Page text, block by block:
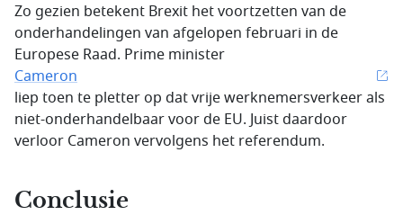
Zo gezien betekent Brexit het voortzetten van de
onderhandelingen van afgelopen februari in de
Europese Raad. Prime minister
Cameron
liep toen te pletter op dat vrije werknemersverkeer als
niet-onderhandelbaar voor de EU. Juist daardoor
verloor Cameron vervolgens het referendum.
Conclusie